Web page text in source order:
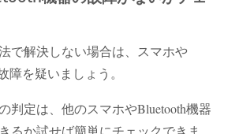
で解決しない場合は、スマホや
障を疑いましょう。
判定は、他のスマホやBluetooth機器